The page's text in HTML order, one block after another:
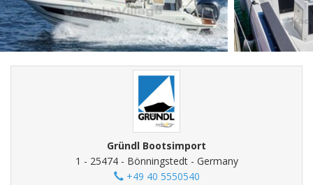
Gründl Bootsimport
1 - 25474 - Bönningstedt - Germany
+49 40 5550540